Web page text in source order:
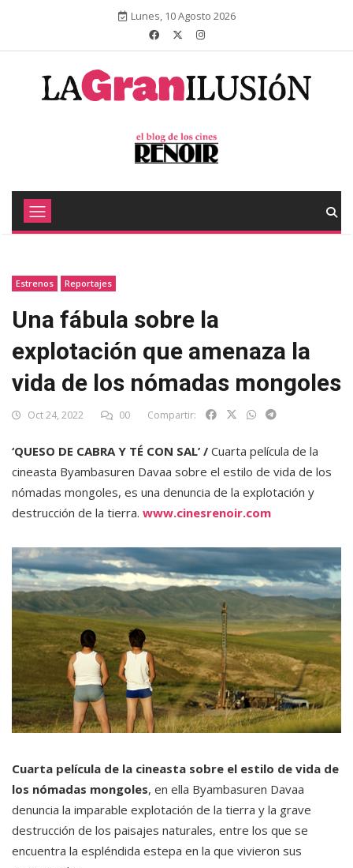
Lunes, 10 Agosto 2026
Estrenos Reportajes
Una fábula sobre la
explotación que amenaza la
vida de los nómadas mongoles
Oct 24, 2022 00 Compartir:
‘QUESO DE CABRA Y TÉ CON SAL’ / Cuarta película de la
cineasta Byambasuren Davaa sobre el estilo de vida de los
nómadas mongoles, es una denuncia de la explotación y
destrucción de la tierra. www.cinesrenoir.com
Cuarta película de la cineasta sobre el estilo de vida de
los nómadas mongoles, en ella Byambasuren Davaa
denuncia la imparable explotación de la tierra y la grave
destrucción de los paisajes naturales, entre los que se
encuentra la espléndida estepa en la que vivieron sus